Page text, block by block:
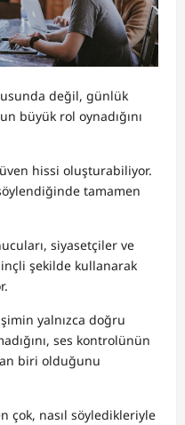
değil, günlük
büyük rol oynadığını
hissi oluşturabiliyor.
tamamen
siyasetçiler ve
şekilde kullanarak
yalnızca doğru
ses kontrolünün
biri olduğunu
çok, nasıl söyledikleriyle